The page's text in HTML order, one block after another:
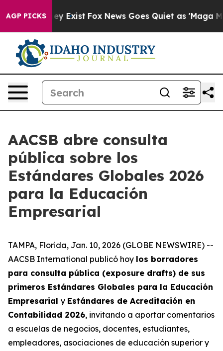
AGP PICKS
They Exist Fox News Goes Quiet as 'Maga
AACSB abre consulta
pública sobre los
Estándares Globales 2026
para la Educación
Empresarial
TAMPA, Florida, Jan. 10, 2026 (GLOBE NEWSWIRE) --
AACSB International publicó hoy los borradores
para consulta pública (exposure drafts) de sus
primeros Estándares Globales para la Educación
Empresarial y Estándares de Acreditación en
Contabilidad 2026, invitando a aportar comentarios
a escuelas de negocios, docentes, estudiantes,
empleadores, asociaciones de educación superior y